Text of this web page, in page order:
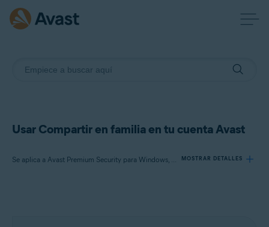
Usar Compartir en familia en tu cuenta Avast
Se aplica a Avast Premium Security para Windows, Avast One para Windows, Avast Cleanup Premium para Windows, Avast One para Mac, Avast Mobile Security Premium para Android, Avast One para Android, Avast One para iOS MOSTRAR DETALLES